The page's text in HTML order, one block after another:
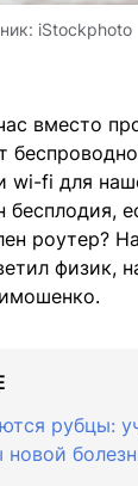
iStockphoto
вместо
wi-fi для
роутер?
физик,
рубцы:
новой